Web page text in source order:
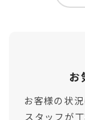
お
お客様の状
スタッフが